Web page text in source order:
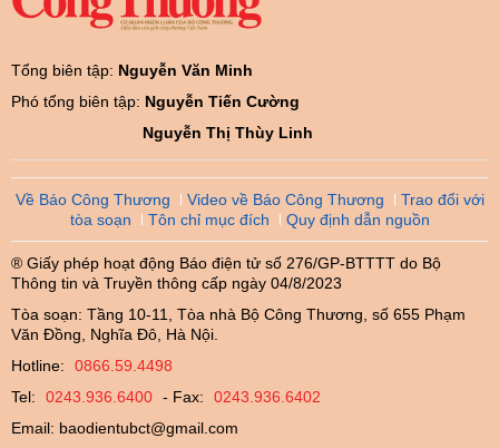
Tổng biên tập: Nguyễn Văn Minh
Phó tổng biên tập: Nguyễn Tiến Cường
Nguyễn Thị Thùy Linh
Về Báo Công Thương Video về Báo Công Thương
Trao đổi với
tòa soạn
Tôn chỉ mục đích Quy định dẫn nguồn
® Giấy phép hoạt động Báo điện tử số 276/GP-BTTTT do Bộ
Thông tin và Truyền thông cấp ngày 04/8/2023
Tòa soạn: Tầng 10-11, Tòa nhà Bộ Công Thương, số 655 Phạm
Văn Đồng, Nghĩa Đô, Hà Nội.
Hotline:
0866.59.4498
Tel:
0243.936.6400 - Fax:
0243.936.6402
Email: baodientubct@gmail.com